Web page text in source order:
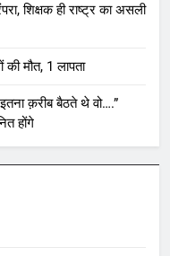
शिक्षक ही राष्ट्र का असली
की मौत, 1 लापता
क़रीब बैठते थे वो….”
होंगे